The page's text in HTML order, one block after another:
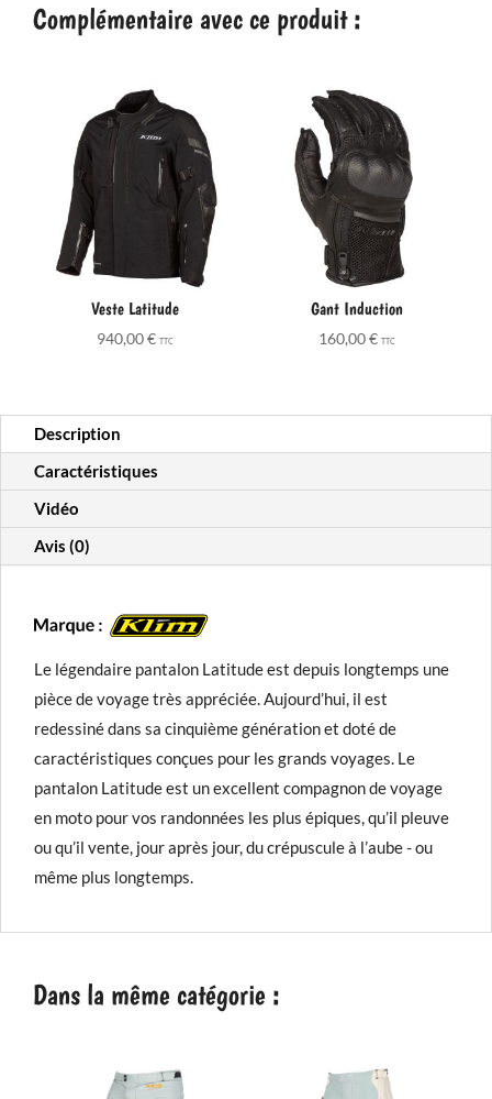
Complémentaire avec ce produit :
Veste Latitude
940,00€ TTC
Gant Induction
160,00€ TTC
Description
Caractéristiques
Vidéo
Avis (0)
Le légendaire pantalon Latitude est depuis longtemps une
pièce de voyage très appréciée. Aujourd’hui, il est
redessiné dans sa cinquième génération et doté de
caractéristiques conçues pour les grands voyages. Le
pantalon Latitude est un excellent compagnon de voyage
en moto pour vos randonnées les plus épiques, qu’il pleuve
ou qu’il vente, jour après jour, du crépuscule à l’aube - ou
même plus longtemps.
Dans la même catégorie :